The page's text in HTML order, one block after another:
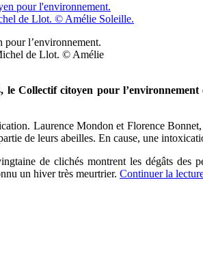
l’environnement.
de Llot. © Amélie
Collectif citoyen pour
Laurence Mondon et Florence
de leurs abeilles. En cause, une
de clichés montrent les dégâts
un hiver très meurtrier. Continuer la